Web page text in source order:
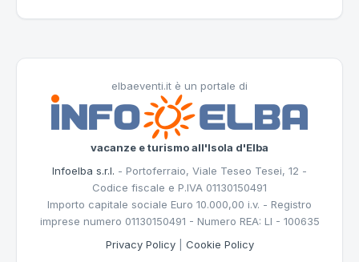
elbaeventi.it è un portale di
vacanze e turismo all'Isola d'Elba
Infoelba s.r.l. - Portoferraio, Viale Teseo Tesei, 12 -
Codice fiscale e P.IVA 01130150491
Importo capitale sociale Euro 10.000,00 i.v. - Registro
imprese numero 01130150491 - Numero REA: LI - 100635
Privacy Policy| Cookie Policy